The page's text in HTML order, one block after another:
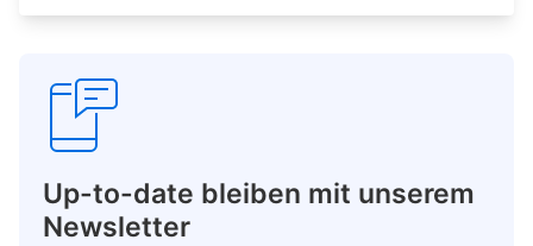
Up-to-date bleiben mit unserem
Newsletter